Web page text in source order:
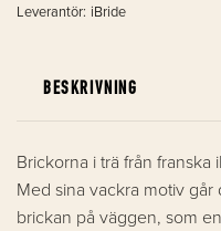
Leverantör: iBride
BESKRIVNING
Brickorna i trä från franska
Med sina vackra motiv
brickan på väggen, som